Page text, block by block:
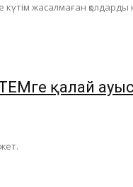
күтім жасалмаған қолдарды
қалай